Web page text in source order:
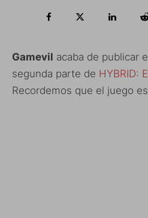
Gamevil acaba de publicar
segunda parte de HYBRID:
Recordemos que el juego